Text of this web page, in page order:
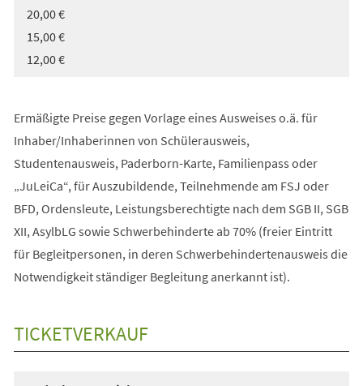
20,00 €
15,00 €
12,00 €
Ermäßigte Preise gegen Vorlage eines Ausweises o.ä. für
Inhaber/Inhaberinnen von Schülerausweis,
Studentenausweis, Paderborn-Karte, Familienpass oder
„JuLeiCa“, für Auszubildende, Teilnehmende am FSJ oder
BFD, Ordensleute, Leistungsberechtigte nach dem SGB II, SGB
XII, AsylbLG sowie Schwerbehinderte ab 70% (freier Eintritt
für Begleitpersonen, in deren Schwerbehindertenausweis die
Notwendigkeit ständiger Begleitung anerkannt ist).
TICKETVERKAUF